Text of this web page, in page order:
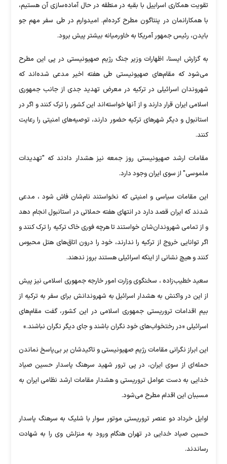
تقویت همکاری اسراییل با بقیه در منطقه در حال آماده‌سازی آن هستیم،
با همکارانمان در پنتاگون مطرح کرده‌ام. امیدوارم در طی سفر مهم جو
بایدن، رئیس جمهور آمریکا به خاورمیانه بیشتر پیش برود.
به گزارش ایسنا، اظهارات وزیر جنگ رژیم صهیونیستی در پی این مطرح
می‌شود که مقام‌های صهیونیستی طی هفته اخیر مدعی شده‌اند که
شهروندان اسرائیلی در ترکیه در معرض تهدید جدی از جانب جمهوری
اسلامی ایران قرار دارند و از آنها خواسته‌اند این کشور را ترک کنند و اگر در
استانبول و دیگر شهرهای ترکیه حضور دارند، توصیه‌های امنیتی را رعایت
کنند.
مقامات ارشد صهیونیستی روز جمعه نیز هشدار دادند که "تهدیدات
ملموسی" از سوی ایران وجود دارد.
این مقامات سیاسی و امنیتی که نخواستند نام‌شان فاش شود ، مدعی
شدند که ایران قصد دارد در انتهای هفته حملاتی در استانبول انجام دهد
و از تمامی شهروندان‌شان خواستند تا هرچه فوری خاک ترکیه را ترک کنند و
اگر توانایی خروج از ترکیه را ندارند، خود را درون اتاق‌های هتل محبوس
کنند و هیچ نشانی از اینکه اسرائیلی هستند بروز ندهند.
سعید خطیب‌زاده ، سخنگوی وزارت امور خارجه جمهوری اسلامی نیز پیش
از این در واکنش به هشدار اسرائیل به شهروندانش برای سفر به ترکیه از
بیم اقدامات تروریستی جمهوری اسلامی در این کشور، گفت مقام‌های
اسرائیلی «در رختخواب‌های خود نگران باشند و جای دیگر نگران نباشند.»
این ابراز نگرانی مقامات رژیم صهیونیستی و تاکیدشان بر بی‌پاسخ نماندن
حمله‌ای از سوی ایران، در پی ترور شهید سرهنگ پاسدار حسین صیاد
خدایی به دست عوامل تروریستی و هشدار مقامات ارشد نظامی ایران به
مسببان این اقدام مطرح می‌شود.
اوایل خرداد دو عنصر تروریستی موتور سوار با شلیک به سرهنگ پاسدار
حسین صیاد خدایی در تهران هنگام ورود به منزلش وی را به شهادت
رساندند.